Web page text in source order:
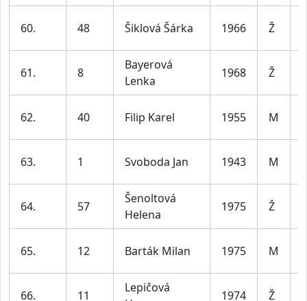
60. 48 Šiklová Šárka 1966 Ž
61. 8
Bayerová
Lenka
1968 Ž
62. 40 Filip Karel 1955 M
63. 1 Svoboda Jan 1943 M
64. 57
Šenoltová
Helena
1975 Ž
65. 12 Barták Milan 1975 M
66. 11
Lepičová
1974 Ž